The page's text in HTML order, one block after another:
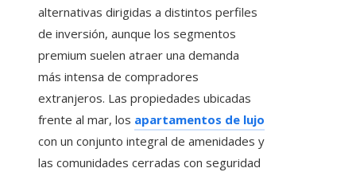
alternativas dirigidas a distintos perfiles
de inversión, aunque los segmentos
premium suelen atraer una demanda
más intensa de compradores
extranjeros. Las propiedades ubicadas
frente al mar, los apartamentos de lujo
con un conjunto integral de amenidades y
las comunidades cerradas con seguridad